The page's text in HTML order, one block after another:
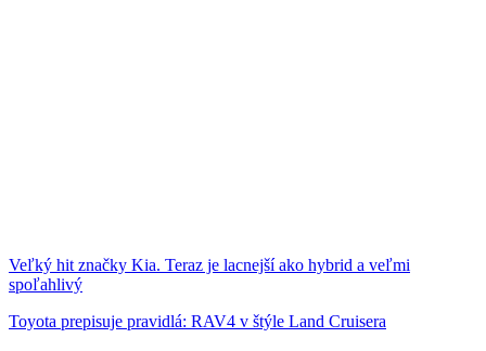
Veľký hit značky Kia. Teraz je lacnejší ako hybrid a veľmi
spoľahlivý
Toyota prepisuje pravidlá: RAV4 v štýle Land Cruisera